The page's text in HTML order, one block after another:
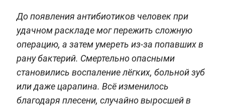
До появления антибиотиков человек при
удачном раскладе мог пережить сложную
операцию, а затем умереть из-за попавших в
рану бактерий. Смертельно опасными
становились воспаление лёгких, больной зуб
или даже царапина. Всё изменилось
благодаря плесени, случайно выросшей в